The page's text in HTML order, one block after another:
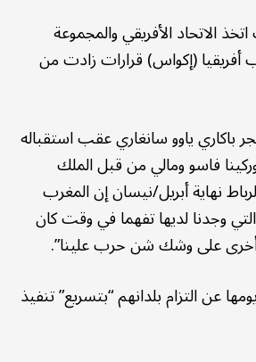
الاتحاد الأفريقي والمجموعة
أفريقيا (إكواس) قرارات زادت من
باكاري ياوو سانغاري عقب استقباله
فاسو ومالي من قبل الملك
نهاية أبريل/نيسان إن المغرب
وجدنا لديها تفهما في وقت كان
على وشك شن حرب علينا”.
عن التزام بلدانهم “بتسريع” تنفيذ